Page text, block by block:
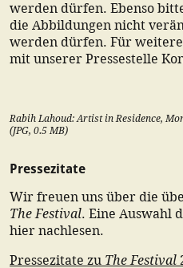
werden dürfen. Ebenso
die Abbildungen nicht
werden dürfen. Für
mit unserer Pressestelle
Rabih Lahoud: Artist in Residence,
(JPG, 0.5 MB)
Pressezitate
Wir freuen uns über die
The Festival. Eine Auswahl
hier nachlesen.
Pressezitate zu The Festival